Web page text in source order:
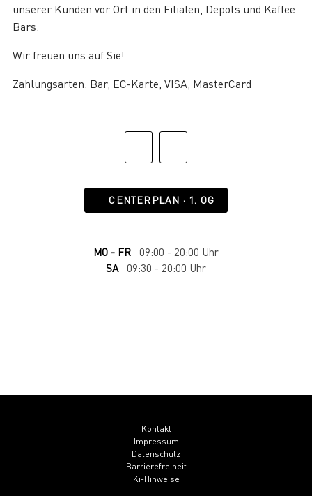
unserer Kunden vor Ort in den Filialen, Depots und Kaffee
Bars.
Wir freuen uns auf Sie!
Zahlungsarten: Bar, EC-Karte, VISA, MasterCard
CENTERPLAN · 1. OG
MO - FR
09:00 - 20:00 Uhr
SA
09:30 - 20:00 Uhr
Kontakt
Impressum
Datenschutz
Barrierefreiheit
Ki-Hinweise